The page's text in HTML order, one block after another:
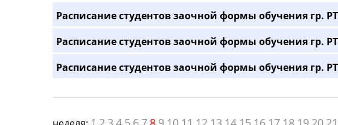
Расписание студентов заочной формы обучения гр.
Расписание студентов заочной формы обучения гр.
Расписание студентов заочной формы обучения гр.